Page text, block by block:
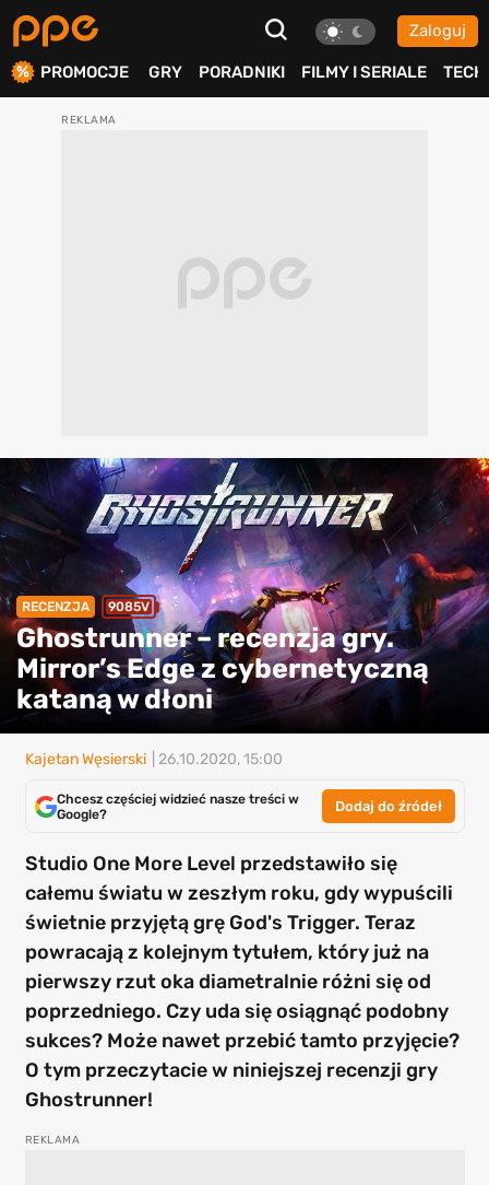
Zaloguj
PROMOCJE GRY PORADNIKI FILMY I SERIALE TECH
RECENZJA 9085V
Ghostrunner – recenzja gry.
Mirror’s Edge z cybernetyczną
kataną w dłoni
Kajetan Węsierski | 26.10.2020, 15:00
Chcesz częściej widzieć nasze treści w
Google?
Dodaj do źródeł
Studio One More Level przedstawiło się
całemu światu w zeszłym roku, gdy wypuścili
świetnie przyjętą grę God's Trigger. Teraz
powracają z kolejnym tytułem, który już na
pierwszy rzut oka diametralnie różni się od
poprzedniego. Czy uda się osiągnąć podobny
sukces? Może nawet przebić tamto przyjęcie?
O tym przeczytacie w niniejszej recenzji gry
Ghostrunner!